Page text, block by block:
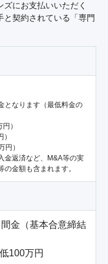
にお支払いいただく
と契約されている「専門
となります（最低料金の
）
）
金返済など、M&A等の実
金額も含まれます。
金（基本合意締結
100万円